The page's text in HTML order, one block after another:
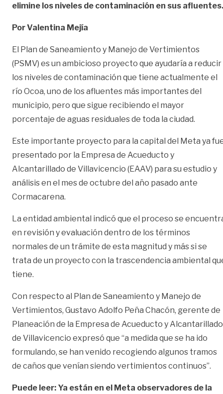
elimine los niveles de contaminación en sus afluentes.
Por Valentina Mejía
El Plan de Saneamiento y Manejo de Vertimientos
(PSMV) es un ambicioso proyecto que ayudaría a reducir
los niveles de contaminación que tiene actualmente el
río Ocoa, uno de los afluentes más importantes del
municipio, pero que sigue recibiendo el mayor
porcentaje de aguas residuales de toda la ciudad.
Este importante proyecto para la capital del Meta ya
presentado por la Empresa de Acueducto y
Alcantarillado de Villavicencio (EAAV) para su estudio y
análisis en el mes de octubre del año pasado ante
Cormacarena.
La entidad ambiental indicó que el proceso se
en revisión y evaluación dentro de los términos
normales de un trámite de esta magnitud y más si se
trata de un proyecto con la trascendencia ambiental
tiene.
Con respecto al Plan de Saneamiento y Manejo de
Vertimientos, Gustavo Adolfo Peña Chacón, gerente de
Planeación de la Empresa de Acueducto y Alcantarillado
de Villavicencio expresó que “a medida que se ha ido
formulando, se han venido recogiendo algunos tramos
de caños que venían siendo vertimientos continuos”.
Puede leer: Ya están en el Meta observadores de la